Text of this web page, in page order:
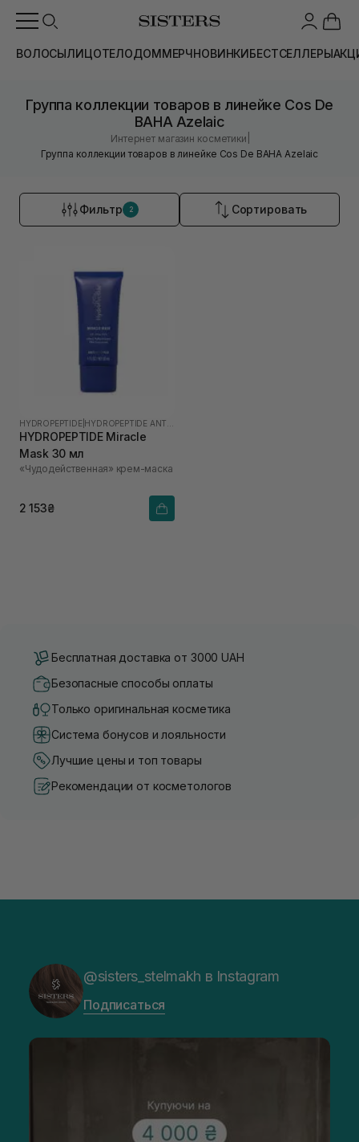
ВОЛОСЫЛИЦОТЕЛОДОММЕРЧНОВИНКИБЕСТСЕЛЛЕРЫ
Группа коллекции товаров в линейке Cos De
BAHA Azelaic
Интернет магазин косметики
Группа коллекции товаров в линейке Cos De BAHA Azelaic
Фильтр 2 Сортировать
HYDROPEPTIDE
HYDROPEPTIDE Miracle
Mask 30 мл
«Чудодейственная» крем-маска
2 153₴
Бесплатная доставка от 3000 UAH
Безопасные способы оплаты
Только оригинальная косметика
Система бонусов и лояльности
Лучшие цены и топ товары
Рекомендации от косметологов
@sisters_stelmakh в Instagram
Подписаться